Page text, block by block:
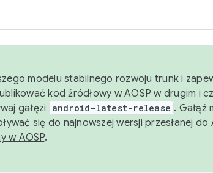
modelu stabilnego rozwoju trunk i
kod źródłowy w AOSP w drugim i
gałęzi
android-latest-release . Gałąź
się do najnowszej wersji przesłanej do
w AOSP.